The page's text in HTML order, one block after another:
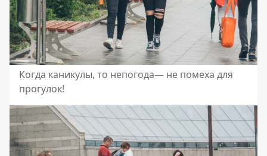
Когда каникулы, то непогода— не помеха для
прогулок!